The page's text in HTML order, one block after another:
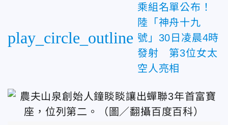
play_circle_outline
乘組名單公布！
陸「神舟十九
號」30日凌晨4時
發射 第3位女太
空人亮相